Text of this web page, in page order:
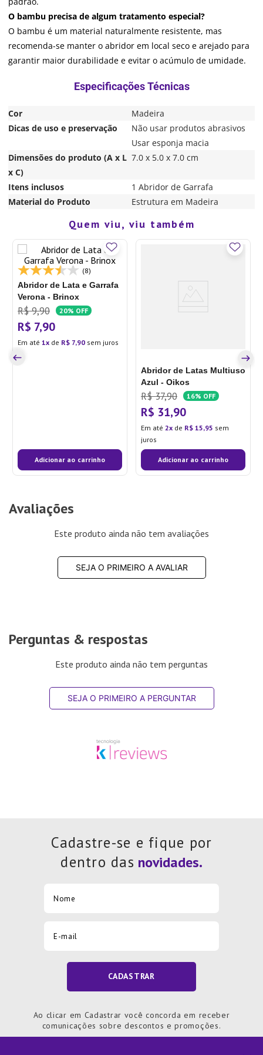
O bambu precisa de algum tratamento especial?
O bambu é um material naturalmente resistente, mas
recomenda-se manter o abridor em local seco e arejado para
garantir maior durabilidade e evitar o acúmulo de umidade.
Cor
Madeira
Dicas de uso e preservação
Não usar produtos abrasivos
Usar esponja macia
Dimensões do produto (A x L
x C)
7.0 x 5.0 x 7.0 cm
Itens inclusos
1 Abridor de Garrafa
Material do Produto
Estrutura em Madeira
Quem viu, viu também
(8)
Abridor de Lata e Garrafa
Verona - Brinox
R$ 9,90 20% OFF
R$ 7,90
Em até 1 de R$ 7,90 sem juros
Adicionar ao carrinho
Abridor de Latas Multiuso
Azul - Oikos
R$ 37,90 16% OFF
R$ 31,90
Em até 2 de R$ 15,95 sem
juros
Adicionar ao carrinho
Avaliações
Este produto ainda não tem avaliações
SEJA O PRIMEIRO A AVALIAR
Perguntas & respostas
Este produto ainda não tem perguntas
SEJA O PRIMEIRO A PERGUNTAR
Cadastre-se e fique por
dentro das
CADASTRAR
Ao clicar em Cadastrar você concorda em receber
comunicações sobre descontos e promoções.